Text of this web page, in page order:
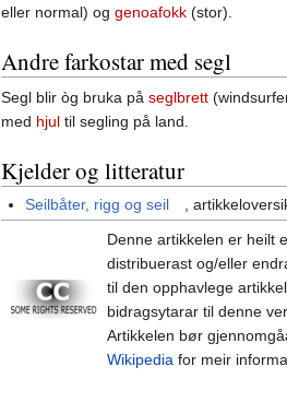
eller normal) og genoafokk (stor).
Andre farkostar med segl
Segl blir òg bruka på seglbrett
med hjul til segling på land.
Kjelder og litteratur
Seilbåter, rigg og seil ,
Denne artikkelen er heilt
distribuerast og/eller
til den opphavlege
bidragsytarar til denne
Artikkelen bør
Wikipedia for meir